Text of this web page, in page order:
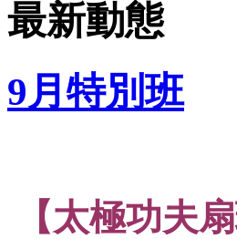
最新動態
9月特別班
【太極功夫扇